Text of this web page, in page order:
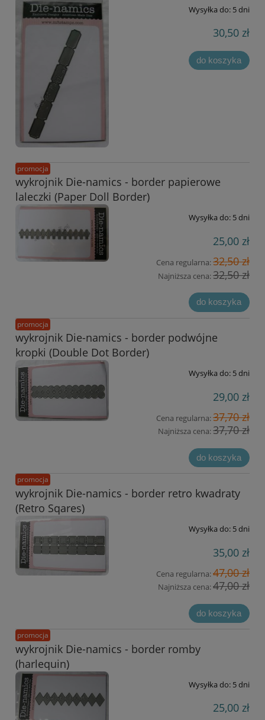
Wysyłka do: 5 dni
30,50 zł
do koszyka
wykrojnik Die-namics - border papierowe
laleczki (Paper Doll Border)
Wysyłka do: 5 dni
25,00 zł
Cena regularna:32,50 zł
Najniższa cena:32,50 zł
do koszyka
promocja
wykrojnik Die-namics - border podwójne
kropki (Double Dot Border)
Wysyłka do: 5 dni
29,00 zł
Cena regularna:37,70 zł
Najniższa cena:37,70 zł
do koszyka
promocja
wykrojnik Die-namics - border retro kwadraty
(Retro Sqares)
Wysyłka do: 5 dni
35,00 zł
Cena regularna:47,00 zł
Najniższa cena:47,00 zł
do koszyka
promocja
wykrojnik Die-namics - border romby
(harlequin)
Wysyłka do: 5 dni
25,00 zł
promocja